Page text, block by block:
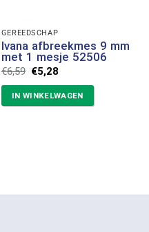
GEREEDSCHAP
Ivana afbreekmes 9 mm
met 1 mesje 52506
€6,59 Oorspronkelijke
prijs
was:
€6,59.
€5,28Huidige
is:
€5,28.
IN WINKELWAGEN